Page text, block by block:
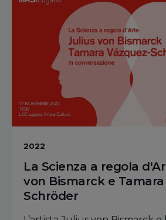
2022
La Scienza a regola
von Bismarck e
Schröder